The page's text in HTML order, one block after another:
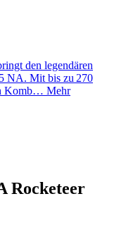
den legendären
NA. Mit bis zu 270
Komb… Mehr
Rocketeer